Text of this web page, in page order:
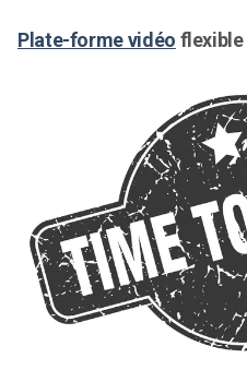
Plate-forme vidéo flexible